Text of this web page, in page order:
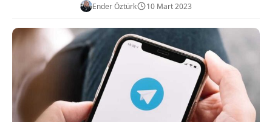
Ender Öztürk 10 Mart 2023